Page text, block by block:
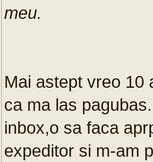
meu.
Mai astept vreo 10
ca ma las
inbox,o sa faca
expeditor si m-am